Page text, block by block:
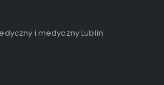
i medyczny Lublin